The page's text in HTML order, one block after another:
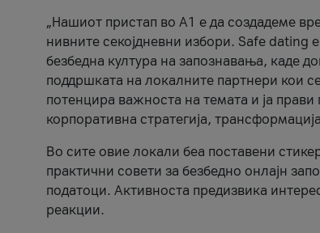
„Нашиот пристап во А1 е да создадеме
нивните секојдневни избори. Safe dating
безбедна култура на запознавања, каде
поддршката на локалните партнери кои
потенцира важноста на темата и ја
корпоративна стратегија,
Во сите овие локали беа поставени
практични совети за безбедно онлајн
податоци. Активноста предизвика
реакции.